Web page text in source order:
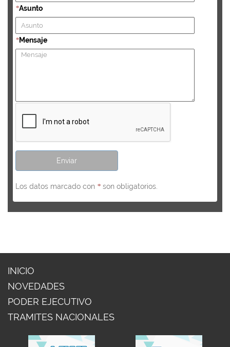
*Asunto
*Mensaje
Los datos marcado con * son obligatorios.
INICIO
NOVEDADES
PODER EJECUTIVO
TRAMITES NACIONALES